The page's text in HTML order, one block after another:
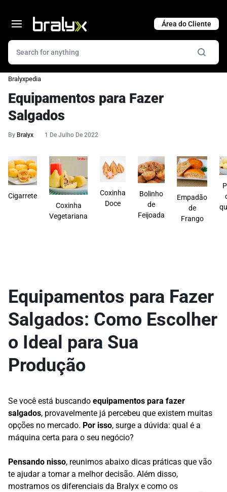
Bralyxpedia
Equipamentos para Fazer
Salgados
By Bralyx 1 De Julho De 2022
Cigarrete
Coxinha
Vegetariana
Coxinha
Doce
Bolinho
de
Feijoada
Empadão
de
Frango
Equipamentos para Fazer
Salgados: Como Escolher
o Ideal para Sua
Produção
Se você está buscando equipamentos para fazer
salgados, provavelmente já percebeu que existem muitas
opções no mercado. Por isso, surge a dúvida: qual é a
máquina certa para o seu negócio?
Pensando nisso, reunimos abaixo dicas práticas que vão
te ajudar a tomar a melhor decisão. Além disso,
mostramos os diferenciais da Bralyx e como os